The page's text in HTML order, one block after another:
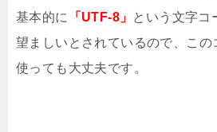
基本的に
「UTF-8」 という文字コ
望ましいとされているので、この
使っても大丈夫です。